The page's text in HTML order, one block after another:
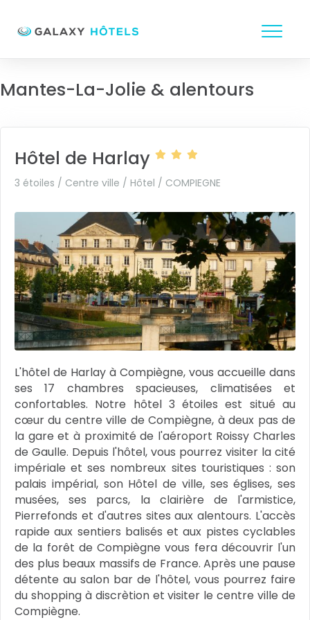
Mantes-La-Jolie & alentours
Hôtel de Harlay
3 étoiles / Centre ville / Hôtel / COMPIEGNE
L'hôtel de Harlay à Compiègne, vous accueille dans
ses 17 chambres spacieuses, climatisées et
confortables. Notre hôtel 3 étoiles est situé au
cœur du centre ville de Compiègne, à deux pas de
la gare et à proximité de l'aéroport Roissy Charles
de Gaulle. Depuis l'hôtel, vous pourrez visiter la cité
impériale et ses nombreux sites touristiques : son
palais impérial, son Hôtel de ville, ses églises, ses
musées, ses parcs, la clairière de l'armistice,
Pierrefonds et d'autres sites aux alentours. L'accès
rapide aux sentiers balisés et aux pistes cyclables
de la forêt de Compiègne vous fera découvrir l'un
des plus beaux massifs de France. Après une pause
détente au salon bar de l'hôtel, vous pourrez faire
du shopping à discrètion et visiter le centre ville de
Compiègne.